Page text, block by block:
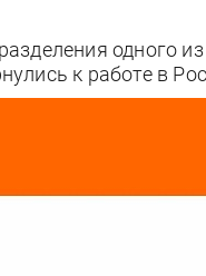
одного
к работе в